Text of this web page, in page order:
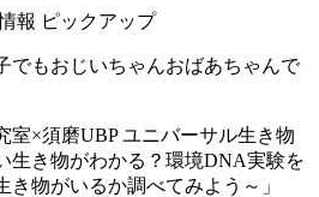
報 ピックアップ
でもおじいちゃんおばあちゃんで